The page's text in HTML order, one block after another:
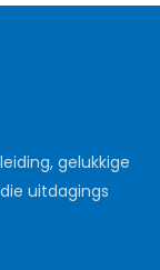
gelukkige
uitdagings